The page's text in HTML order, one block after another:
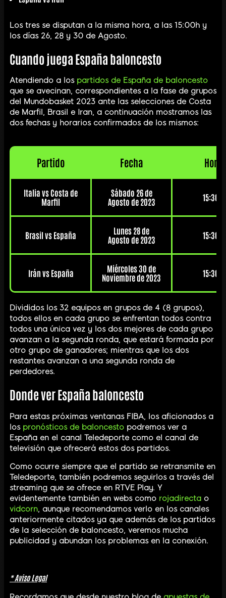
Los tres se disputan a la misma hora, a las 15:00h y
los días 26, 28 y 30 de Agosto.
Cuando juega España baloncesto
Atendiendo a los partidos de España de baloncesto
que se avecinan, correspondientes a la fase de grupos
del Mundobasket 2023 ante las selecciones de Costa
de Marfil, Brasil e Iran, a continuación mostramos las
dos fechas y horarios confirmados de los mismos:
Partido Fecha Hora
Italia vs Costa de
Marfil
Sábado 26 de
Agosto de 2023
15:30h
Brasil vs España
Lunes 28 de
Agosto de 2023
15:30h
Irán vs España
Miércoles 30 de
Noviembre de 2023
15:30h
Divididos los 32 equipos en grupos de 4 (8 grupos),
todos ellos en cada grupo se enfrentan todos contra
todos una única vez y los dos mejores de cada grupo
avanzan a la segunda ronda, que estará formada por
otro grupo de ganadores; mientras que los dos
restantes avanzan a una segunda ronda de
perdedores.
Donde ver España baloncesto
Para estas próximas ventanas FIBA, los aficionados a
los pronósticos de baloncesto podremos ver a
España en el canal Teledeporte como el canal de
televisión que ofrecerá estos dos partidos.
Como ocurre siempre que el partido se retransmite en
Teledeporte, también podremos seguirlos a través del
streaming que se ofrece en RTVE Play. Y
evidentemente también en webs como rojadirecta o
vidcorn, aunque recomendamos verlo en los canales
anteriormente citados ya que además de los partidos
de la selección de baloncesto, veremos mucha
publicidad y abundan los problemas en la conexión.
* Aviso Legal